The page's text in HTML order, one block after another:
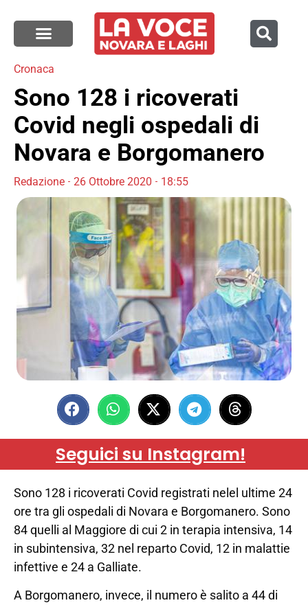
Cronaca
Sono 128 i ricoverati
Covid negli ospedali di
Novara e Borgomanero
Redazione 26 Ottobre 2020 18:55
Seguici su Instagram!
Sono 128 i ricoverati Covid registrati nelel ultime 24
ore tra gli ospedali di Novara e Borgomanero. Sono
84 quelli al Maggiore di cui 2 in terapia intensiva, 14
in subintensiva, 32 nel reparto Covid, 12 in malattie
infettive e 24 a Galliate.
A Borgomanero, invece, il numero è salito a 44 di